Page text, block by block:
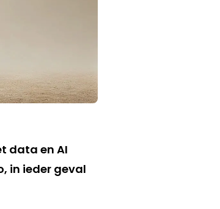
data en AI
in ieder geval